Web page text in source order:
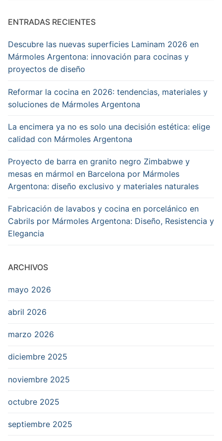
ENTRADAS RECIENTES
Descubre las nuevas superficies Laminam 2026 en
Mármoles Argentona: innovación para cocinas y
proyectos de diseño
Reformar la cocina en 2026: tendencias, materiales y
soluciones de Mármoles Argentona
La encimera ya no es solo una decisión estética: elige
calidad con Mármoles Argentona
Proyecto de barra en granito negro Zimbabwe y
mesas en mármol en Barcelona por Mármoles
Argentona: diseño exclusivo y materiales naturales
Fabricación de lavabos y cocina en porcelánico en
Cabrils por Mármoles Argentona: Diseño, Resistencia y
Elegancia
ARCHIVOS
mayo 2026
abril 2026
marzo 2026
diciembre 2025
noviembre 2025
octubre 2025
septiembre 2025